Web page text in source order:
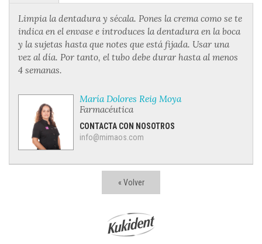
« Volver
Limpia la dentadura y sécala. Pones la crema como se te
indica en el envase e introduces la dentadura en la boca
y la sujetas hasta que notes que está fijada. Usar una
vez al día. Por tanto, el tubo debe durar hasta al menos
4 semanas.
María Dolores Reig Moya
Farmacéutica
CONTACTA CON NOSOTROS
info@mimaos.com